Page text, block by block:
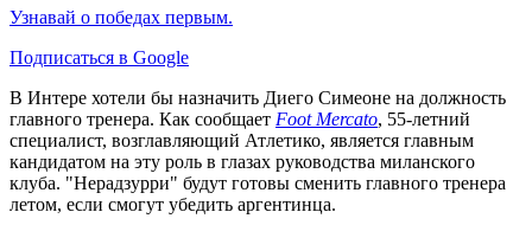
Узнавай о победах первым.
Подписаться в Google
В Интере хотели бы назначить Диего Симеоне на должность
главного тренера. Как сообщает Foot Mercato, 55-летний
специалист, возглавляющий Атлетико, является главным
кандидатом на эту роль в глазах руководства миланского
клуба. "Нерадзурри" будут готовы сменить главного тренера
летом, если смогут убедить аргентинца.